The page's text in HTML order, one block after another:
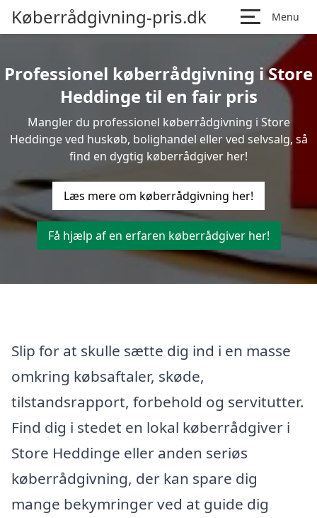
Køberrådgivning-pris.dk Menu
Professionel køberrådgivning i Store
Heddinge til en fair pris
Mangler du professionel køberrådgivning i Store
Heddinge ved huskøb, bolighandel eller ved selvsalg, så
find en dygtig køberrådgiver her!
Læs mere om køberrådgivning her!
Få hjælp af en erfaren køberrådgiver her!
Slip for at skulle sætte dig ind i en masse
omkring købsaftaler, skøde,
tilstandsrapport, forbehold og servitutter.
Find dig i stedet en lokal køberrådgiver i
Store Heddinge eller anden seriøs
køberrådgivning, der kan spare dig
mange bekymringer ved at guide dig